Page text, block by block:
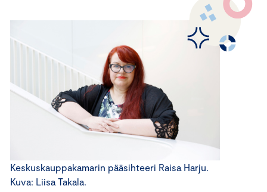
Keskuskauppakamarin pääsihteeri Raisa Harju.
Kuva: Liisa Takala.